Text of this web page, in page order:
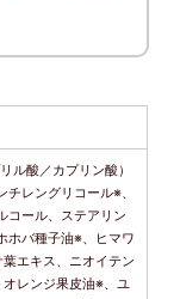
ル酸／カプリン酸）
レングリコール※、
コール、ステアリン
ホバ種子油※、ヒマワ
エキス、ニオイテン
レンジ果皮油※、ユ